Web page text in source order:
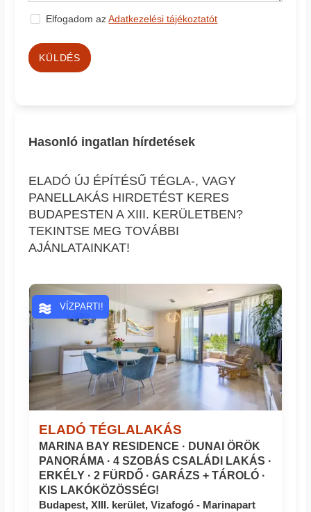
Elfogadom azAdatkezelési tájékoztatót
KÜLDÉS
Hasonló ingatlan hírdetések
ELADÓ ÚJ ÉPÍTÉSŰ TÉGLA-, VAGY
PANELLAKÁS HIRDETÉST KERES
BUDAPESTEN A XIII. KERÜLETBEN?
TEKINTSE MEG TOVÁBBI
AJÁNLATAINKAT!
ELADÓ TÉGLALAKÁS
MARINA BAY RESIDENCE · DUNAI ÖRÖK
PANORÁMA · 4 SZOBÁS CSALÁDI LAKÁS ·
ERKÉLY · 2 FÜRDŐ · GARÁZS + TÁROLÓ ·
KIS LAKÓKÖZÖSSÉG!
Budapest, XIII. kerület, Vizafogó - Marinapart
VÍZPARTI!